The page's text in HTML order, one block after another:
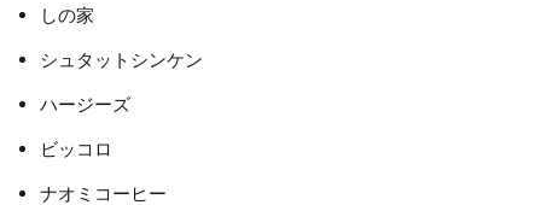
しの家
シュタットシンケン
ハージーズ
ビッコロ
ナオミコーヒー